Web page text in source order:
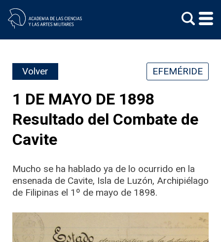
content
Volver EFEMÉRIDE
1 DE MAYO DE 1898
Resultado del Combate de
Cavite
Mucho se ha hablado ya de lo ocurrido en la
ensenada de Cavite, Isla de Luzón, Archipiélago
de Filipinas el 1º de mayo de 1898.